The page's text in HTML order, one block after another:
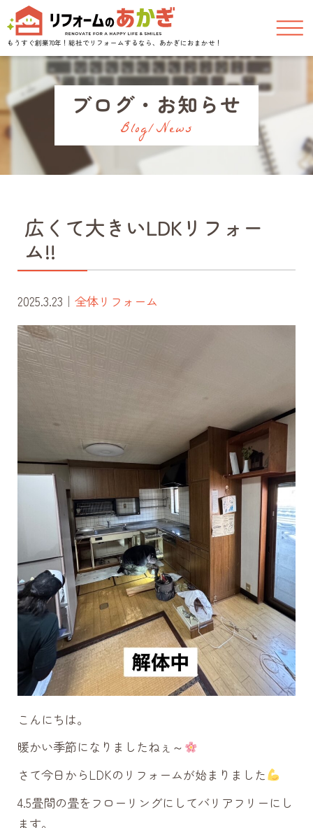
もうすぐ創業70年！ 総社でリフォームするなら、あかぎにおまかせ！
ブログ・お知らせ
Blog/News
広くて大きいLDKリフォー
ム!!
2025.3.23 ｜全体リフォーム
こんにちは。
暖かい季節になりましたねぇ～
さて今日からLDKのリフォームが始まりました
4.5畳間の畳をフローリングにしてバリアフリーにし
ます。